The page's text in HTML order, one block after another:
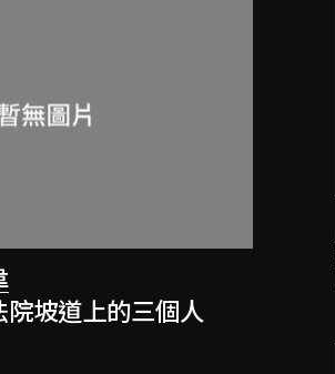
院坡道上的三個人